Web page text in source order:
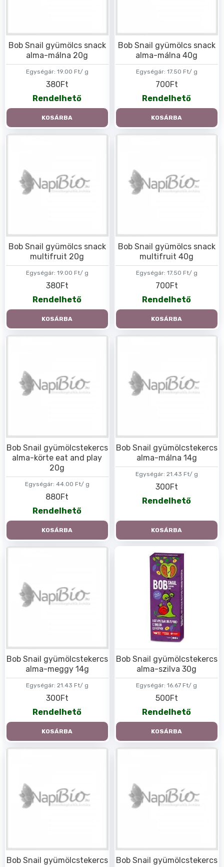
Egységár: 19.00 Ft/ g
Bob Snail gyümölcs snack
alma-málna 20g
380Ft
Rendelhető
KOSÁRBA
Egységár: 17.50 Ft/ g
Bob Snail gyümölcs snack
alma-málna 40g
700Ft
Rendelhető
KOSÁRBA
Egységár: 19.00 Ft/ g
Bob Snail gyümölcs snack
multifruit 20g
380Ft
Rendelhető
KOSÁRBA
Egységár: 17.50 Ft/ g
Bob Snail gyümölcs snack
multifruit 40g
700Ft
Rendelhető
KOSÁRBA
Egységár: 44.00 Ft/ g
Bob Snail gyümölcstekercs
alma-körte eat and play
20g
880Ft
Rendelhető
KOSÁRBA
Egységár: 21.43 Ft/ g
Bob Snail gyümölcstekercs
alma-málna 14g
300Ft
Rendelhető
KOSÁRBA
Egységár: 21.43 Ft/ g
Bob Snail gyümölcstekercs
alma-meggy 14g
300Ft
Rendelhető
KOSÁRBA
Egységár: 16.67 Ft/ g
Bob Snail gyümölcstekercs
alma-szilva 30g
500Ft
Rendelhető
KOSÁRBA
Bob Snail gyümölcstekercs
Bob Snail gyümölcstekercs